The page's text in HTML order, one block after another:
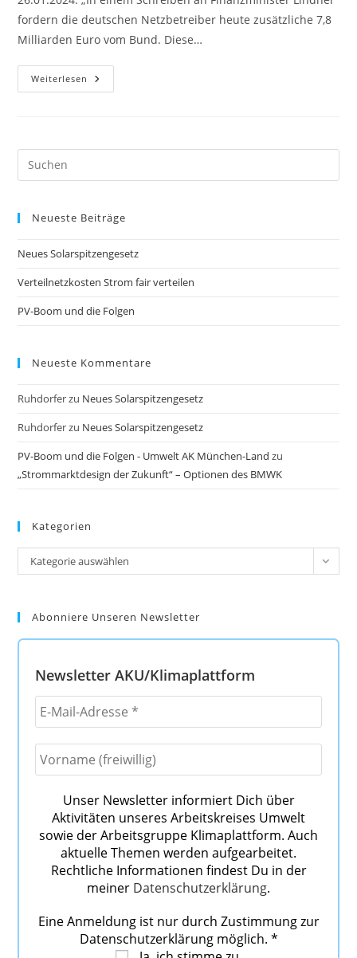
fordern die deutschen Netzbetreiber heute zusätzliche 7,8
Milliarden Euro vom Bund. Diese…
Weiterlesen Was
Kosten
Neueste Beiträge
Neues Solarspitzengesetz
Verteilnetzkosten Strom fair verteilen
PV-Boom und die Folgen
Neueste Kommentare
Ruhdorferzu Neues Solarspitzengesetz
Ruhdorferzu Neues Solarspitzengesetz
PV-Boom und die Folgen - Umwelt AK München-Land zu
„Strommarktdesign der Zukunft“ – Optionen des BMWK
Kategorien
Kategorien
Kategorie auswählen
Abonniere Unseren Newsletter
Newsletter AKU/Klimaplattform
Unser Newsletter informiert Dich über
Aktivitäten unseres Arbeitskreises Umwelt
sowie der Arbeitsgruppe Klimaplattform. Auch
aktuelle Themen werden aufgearbeitet.
Rechtliche Informationen findest Du in der
meiner Datenschutzerklärung.
Eine Anmeldung ist nur durch Zustimmung zur
Datenschutzerklärung möglich. *